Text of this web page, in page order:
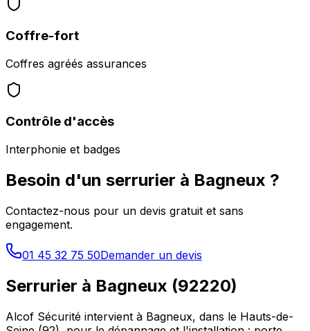
Coffre-fort
Coffres agréés assurances
Contrôle d'accès
Interphonie et badges
Besoin d'un serrurier à Bagneux ?
Contactez-nous pour un devis gratuit et sans
engagement.
01 45 32 75 50Demander un devis
Serrurier à Bagneux (92220)
Alcof Sécurité intervient à Bagneux, dans le Hauts-de-